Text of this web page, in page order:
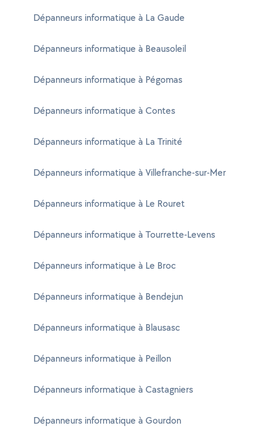
Dépanneurs informatique à La Gaude
Dépanneurs informatique à Beausoleil
Dépanneurs informatique à Pégomas
Dépanneurs informatique à Contes
Dépanneurs informatique à La Trinité
Dépanneurs informatique à Villefranche-sur-Mer
Dépanneurs informatique à Le Rouret
Dépanneurs informatique à Tourrette-Levens
Dépanneurs informatique à Le Broc
Dépanneurs informatique à Bendejun
Dépanneurs informatique à Blausasc
Dépanneurs informatique à Peillon
Dépanneurs informatique à Castagniers
Dépanneurs informatique à Gourdon